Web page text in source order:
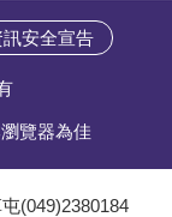
安全宣告
覽器為佳
(049)2380184